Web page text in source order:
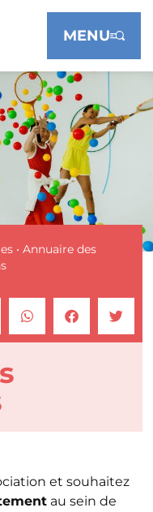
MENU
• Annuaire des
et souhaitez
au sein de